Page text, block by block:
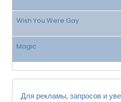
Wish You Were Gay
Magic
Для рекламы, запросов и